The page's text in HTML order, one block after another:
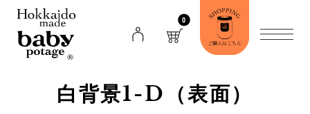
0
白背景1-D（表面）